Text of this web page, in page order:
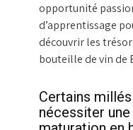
opportunité
d’apprentissage
découvrir les
bouteille de vin de
Certains
nécessiter